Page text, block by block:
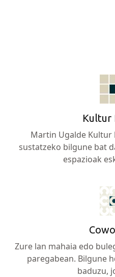
Kultur
Martin Ugalde Kultur
sustatzeko bilgune bat
espazioak
Zure lan mahaia edo
paregabean. Bilgune
baduzu,